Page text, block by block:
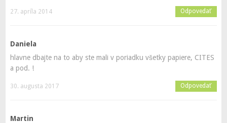
27. apríla 2014 Odpovedať
Daniela
hlavne dbajte na to aby ste mali v poriadku všetky papiere, CITES
a pod. !
30. augusta 2017 Odpovedať
Martin